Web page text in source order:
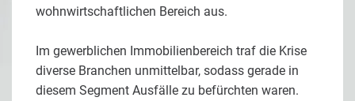
wohnwirtschaftlichen Bereich aus.
Im gewerblichen Immobilienbereich traf die Krise
diverse Branchen unmittelbar, sodass gerade in
diesem Segment Ausfälle zu befürchten waren.